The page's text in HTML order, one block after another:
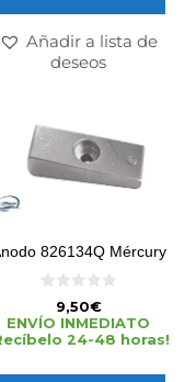
Añadir a lista de
deseos
826134Q Mércury
d
e
5
9,50€
ENVÍO INMEDIATO
24-48 horas!